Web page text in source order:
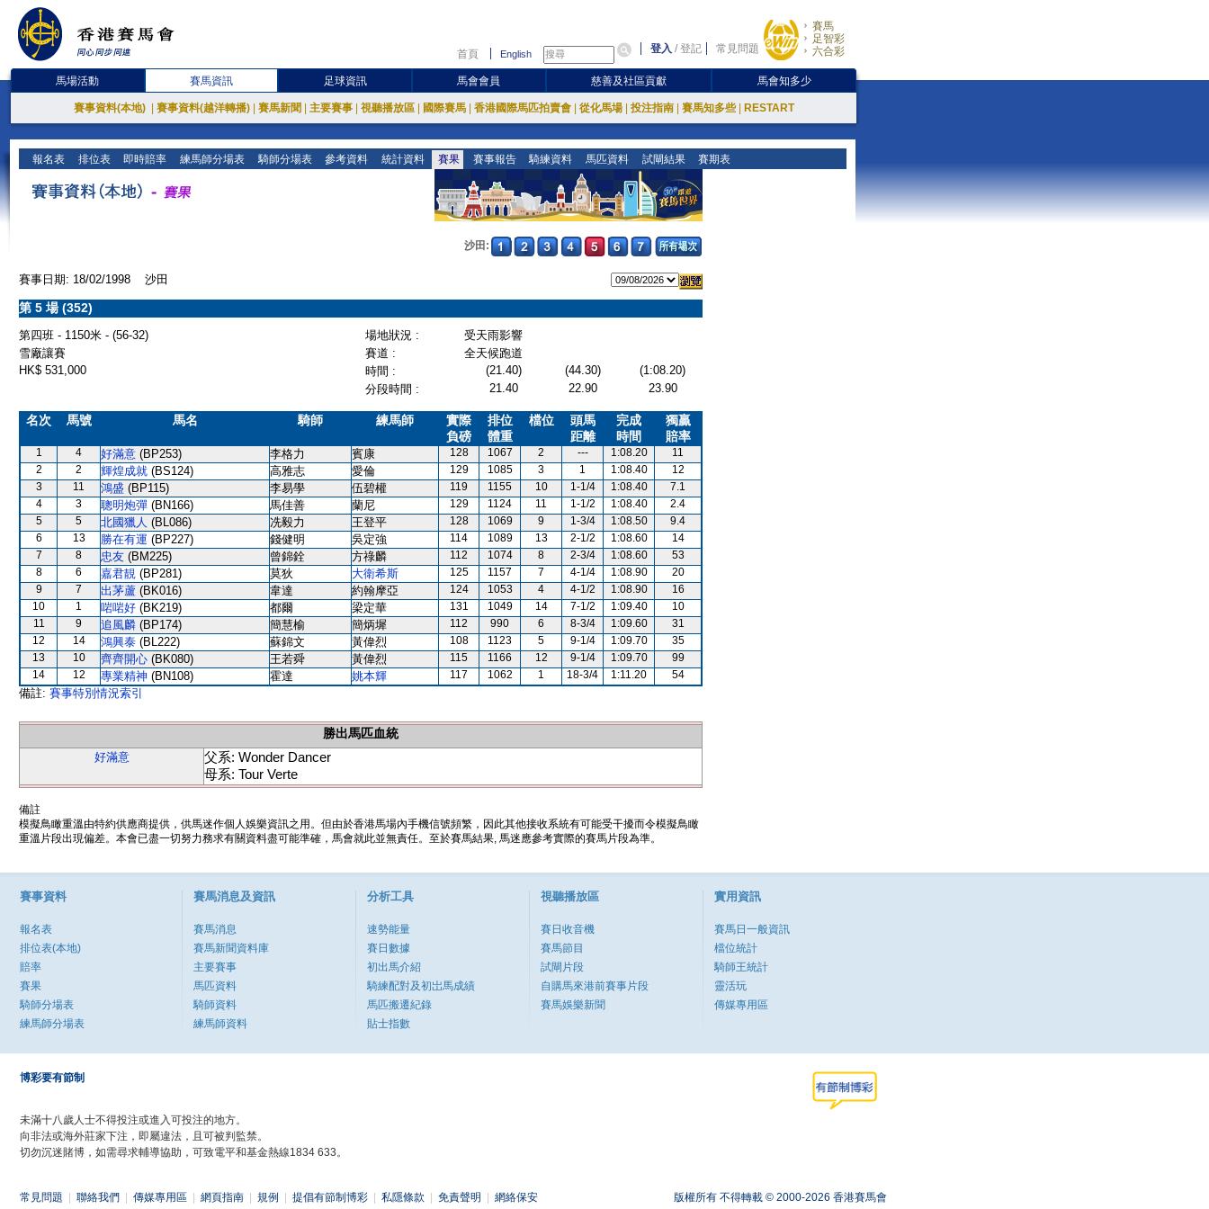
首頁 English 登入 /登記 常見問題
賽馬
足智彩
六合彩
馬場活動 賽馬資訊 足球資訊 馬會會員 慈善及社區貢獻 馬會知多少
賽事資料(本地) 賽事資料(越洋轉播) 賽馬新聞 主要賽事 視聽播放區 國際賽馬 香港國際馬匹拍賣會 從化馬場 投注指南 賽馬知多些 RESTART
報名表 排位表 即時賠率 練馬師分場表 騎師分場表 參考資料 統計資料 賽果 賽事報告 騎練資料 馬匹資料 試閘結果 賽期表
沙田:
賽事日期: 18/02/1998 沙田
第 5 場 (352)
第四班 - 1150米 - (56-32) 場地狀況 :
受天雨影響
雪廠讓賽
賽道 :
全天候跑道
HK$ 531,000
時間 : (21.40) (44.30)
(1:08.20)
分段時間 :
21.40 22.90 23.90
名次 馬號 馬名 騎師 練馬師
實際
負磅
排位
體重
檔位
頭馬
距離
完成
時間
獨贏
賠率
1 4 好滿意 (BP253) 李格力 賓康 128 1067 2 --- 1:08.20
11
2
2 輝煌成就 (BS124) 高雅志 愛倫 129 1085 3 1 1:08.40
12
3
11 鴻盛 (BP115) 李易學 伍碧權 119 1155 10 1-1/4 1:08.40
7.1
4
3 聰明炮彈 (BN166) 馬佳善 蘭尼 129 1124 11 1-1/2 1:08.40
2.4
5
5 北國獵人 (BL086) 冼毅力 王登平 128 1069 9 1-3/4 1:08.50
9.4
6
13 勝在有運 (BP227) 錢健明 吳定強 114 1089 13 2-1/2 1:08.60
14
7
8 忠友 (BM225) 曾錦銓 方祿麟 112 1074 8 2-3/4 1:08.60
53
8
6 嘉君靚 (BP281) 莫狄 大衛希斯 125 1157 7 4-1/4 1:08.90
20
9
7 出茅蘆 (BK016) 韋達 約翰摩亞 124 1053 4 4-1/2 1:08.90
16
10
1 啱啱好 (BK219) 都爾 梁定華 131 1049 14 7-1/2 1:09.40
10
11
9 追風麟 (BP174) 簡慧榆 簡炳墀 112 990 6 8-3/4 1:09.60
31
12
14 鴻興泰 (BL222) 蘇錦文 黃偉烈 108 1123 5 9-1/4 1:09.70
35
13
10 齊齊開心 (BK080) 王若舜 黃偉烈 115 1166 12 9-1/4 1:09.70
99
14
12 專業精神 (BN108) 霍達 姚本輝 117 1062 1 18-3/4 1:11.20 54
備註: 賽事特別情況索引
勝出馬匹血統
好滿意
父系: Wonder Dancer
母系: Tour Verte
備註
模擬鳥瞰重溫由特約供應商提供，供馬迷作個人娛樂資訊之用。但由於香港馬場內手機信號頻繁，因此其他接收系統有可能受干擾而令模擬鳥瞰
重溫片段出現偏差。本會已盡一切努力務求有關資料盡可能準確，馬會就此並無責任。至於賽馬結果, 馬迷應參考實際的賽馬片段為準。
賽事資料
報名表
排位表(本地)
賠率
賽果
騎師分場表
練馬師分場表
賽馬消息及資訊
賽馬消息
賽馬新聞資料庫
主要賽事
馬匹資料
騎師資料
練馬師資料
分析工具
速勢能量
賽日數據
初出馬介紹
騎練配對及初岀馬成績
馬匹搬遷紀錄
貼士指數
視聽播放區
賽日收音機
賽馬節目
試閘片段
自購馬來港前賽事片段
賽馬娛樂新聞
實用資訊
賽馬日一般資訊
檔位統計
騎師王統計
靈活玩
傳媒專用區
博彩要有節制
未滿十八歲人士不得投注或進入可投注的地方。
向非法或海外莊家下注，即屬違法，且可被判監禁。
切勿沉迷賭博，如需尋求輔導協助，可致電平和基金熱線1834 633。
常見問題 聯絡我們 傳媒專用區 網頁指南 規例 提倡有節制博彩 私隱條款 免責聲明 網絡保安 版權所有 不得轉載 © 2000-2026 香港賽馬會